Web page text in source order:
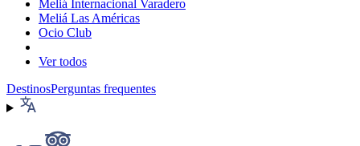
Meliá Internacional Varadero
Meliá Las Américas
Ocio Club
Ver todos
DestinosPerguntas frequentes